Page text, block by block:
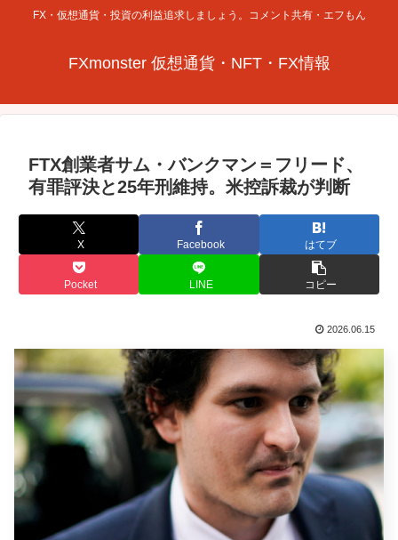
FX・仮想通貨・投資の利益追求しましょう。コメント共有・エフもん
FXmonster 仮想通貨・NFT・FX情報
FTX創業者サム・バンクマン＝フリード、
有罪評決と25年刑維持。米控訴裁が判断
X Facebook はてブ
Pocket LINE コピー
2026.06.15